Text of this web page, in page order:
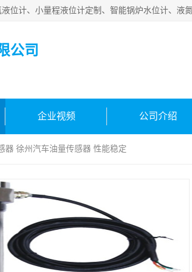
公司
企业视频 公司介绍
器 徐州汽车油量传感器 性能稳定